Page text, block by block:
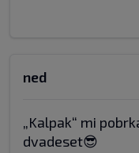
ned
„Kalpak“ mi
dvadeset😎